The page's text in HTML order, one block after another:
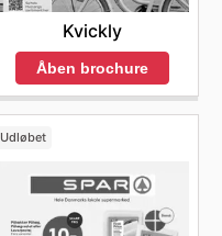
Kvickly
Åben brochure
Udløbet